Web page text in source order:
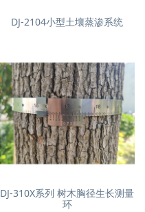
DJ-2104小型土壤蒸渗系统
DJ-310X系列 树木胸径生长测量
环